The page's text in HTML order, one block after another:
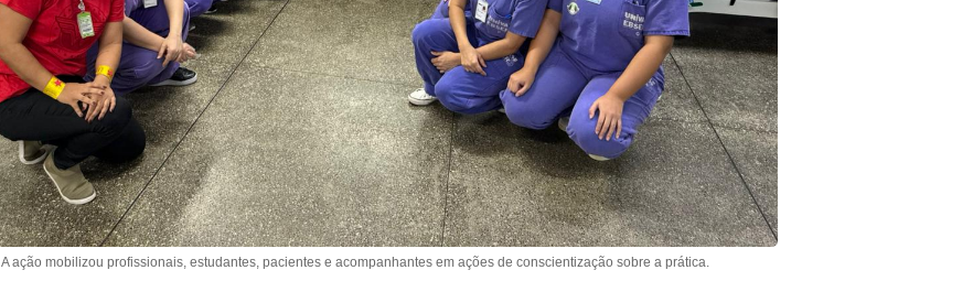
A ação mobilizou profissionais, estudantes, pacientes e acompanhantes em ações de conscientização sobre a prática.